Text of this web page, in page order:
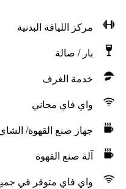
مركز اللياقة البدنية
بار / صالة
خدمة الغرف
واي فاي مجاني
جهاز صنع القهوة/
آلة صنع القهوة
واي فاي متوفر في